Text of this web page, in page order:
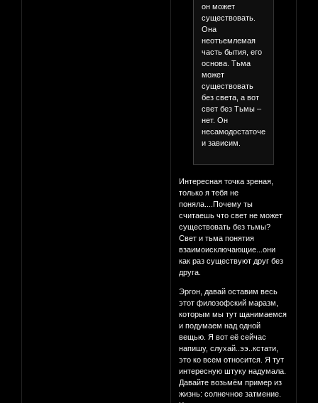
он может
существовать.
Она
неотъемлемая
часть бытия, его
основа. Тьма
может
существовать
без света, а вот
свет без Тьмы –
нет. Он
несамодостаточен
и зависим.
Интересная точка зреная,
только я тебя не
поняла....Почему ты
считаешь что свет не может
существовать без тьмы?
Свет и тьма понятия
взаимоисключающие...они
как раз существуют друг без
друга.
Эргон, давай оставим весь
этот филозофский маразм,
которым мы тут щанимаемся
и подумаем над одной
вещью. Я вот её сейчас
напишу, слухай..ээ..кстати,
это ко всем относится. Я тут
интересную штуку надумала.
Давайте возьмём пример из
жизнь: солнечное затмение.